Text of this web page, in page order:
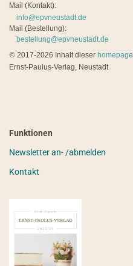
Mail (Kontakt):
info@epvneustadt.de
Mail (Bestellung):
bestellung@epvneustadt.de
© 2017-2026 Inhalt dieser homepage
Ernst-Paulus-Verlag, Neustadt
Funktionen
Newsletter an- /abmelden
Kontakt